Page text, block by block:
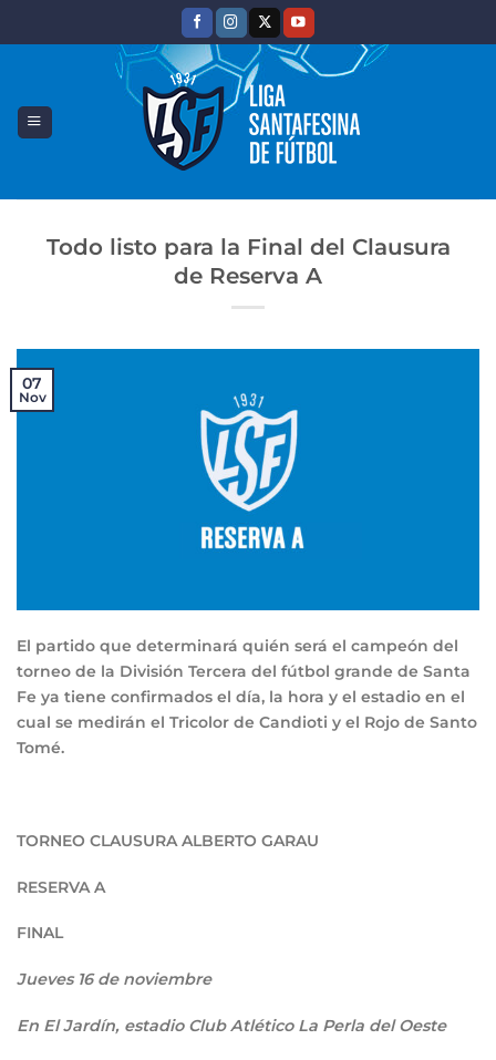
Todo listo para la Final del Clausura
de Reserva A
07
Nov
El partido que determinará quién será el campeón del
torneo de la División Tercera del fútbol grande de Santa
Fe ya tiene confirmados el día, la hora y el estadio en el
cual se medirán el Tricolor de Candioti y el Rojo de Santo
Tomé.
TORNEO CLAUSURA ALBERTO GARAU
RESERVA A
FINAL
Jueves 16 de noviembre
En El Jardín, estadio Club Atlético La Perla del Oeste